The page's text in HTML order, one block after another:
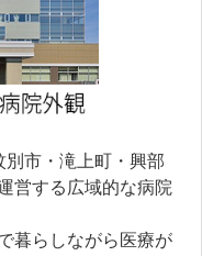
市・滝上町・興部
営する広域的な病院
暮らしながら医療が